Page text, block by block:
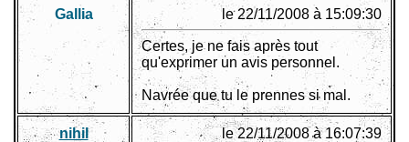
Gallia le 22/11/2008 à 15:09:30
Certes, je ne fais après tout
qu'exprimer un avis personnel.
Navrée que tu le prennes si mal.
nihil le 22/11/2008 à 16:07:39